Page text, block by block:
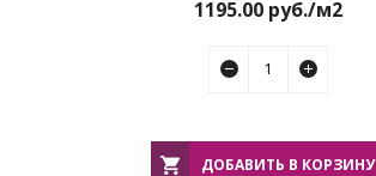
1195.00 руб./м2
ДОБАВИТЬ В КОРЗИНУ